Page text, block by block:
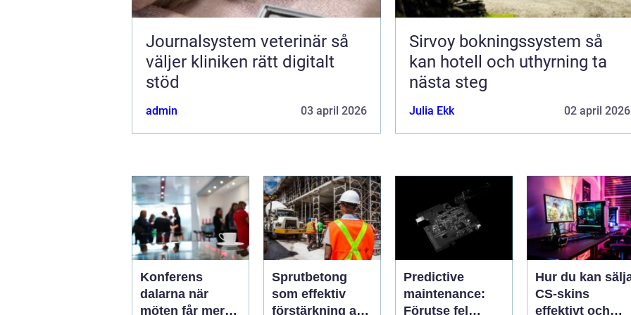
Journalsystem veterinär så
väljer kliniken rätt digitalt
stöd
admin 03 april 2026
Sirvoy bokningssystem så
kan hotell och uthyrning ta
nästa steg
Julia Ekk 02 april 2026
Konferens
dalarna när
möten får mer
Sprutbetong
som effektiv
förstärkning av
Predictive
maintenance:
Förutse fel
Hur du kan
CS-skins
effektivt och